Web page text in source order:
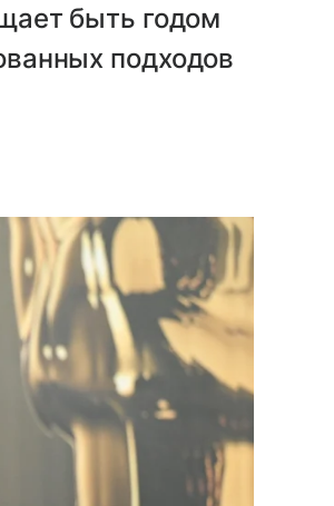
быть годом
подходов